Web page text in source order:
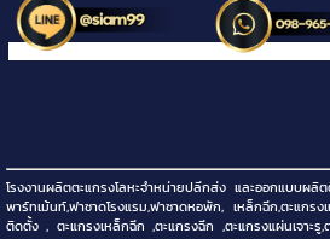
โรงงานผลิตตะแกรงโลหะจำหน่ายปลีกส่ง และออกแบบผลิ
พาร์ทเม้นท์,ฟาซาดโรงแรม,ฟาซาดหอพัก, เหล็กฉีก,ตะแกร
ติดตั้ง , ตะแกรงเหล็กฉีก ,ตะแกรงฉีก ,ตะแกรงแผ่นเจาะ